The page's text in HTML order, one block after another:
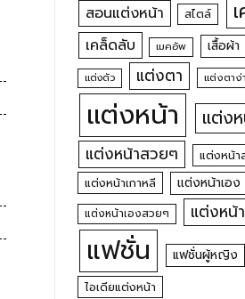
สอนแต่งหน้า สไตล์
เคล็ดลับ เมคอัพ เสื้อผ้า
แต่งตัว แต่งตา แต่งตาง่
แต่งหน้า แต่ง
แต่งหน้าสวยๆ
แต่งหน้า
แต่งหน้าเกาหลี
แต่งหน้าเอง
แต่งหน้าเองสวยๆ
แต่งหน้
แฟชั่น แฟชั่นผู้หญิง
ไอเดียแต่งหน้า